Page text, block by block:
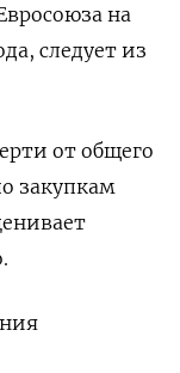
⁠на
следует из
от общего
‌закупкам